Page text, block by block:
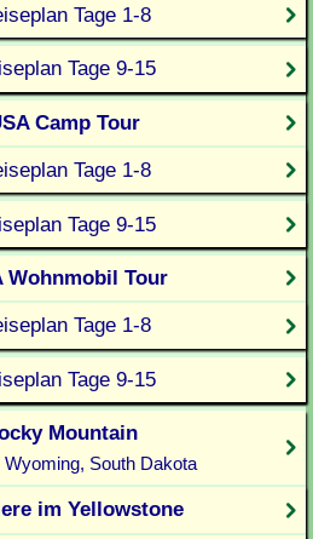
Tage 1-8
Tage 9-15
Camp Tour
Tage 1-8
Tage 9-15
Wohnmobil Tour
Tage 1-8
Tage 9-15
Mountain
Wyoming, South Dakota
im Yellowstone